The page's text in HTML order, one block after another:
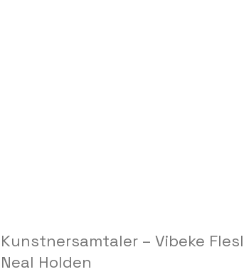
Kunstnersamtaler – Vibeke
Neal Holden